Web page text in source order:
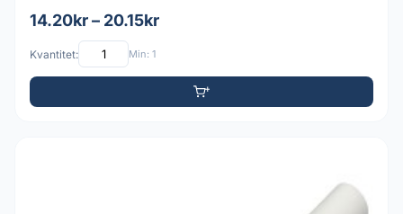
14.20kr – 20.15kr
Kvantitet: Min: 1